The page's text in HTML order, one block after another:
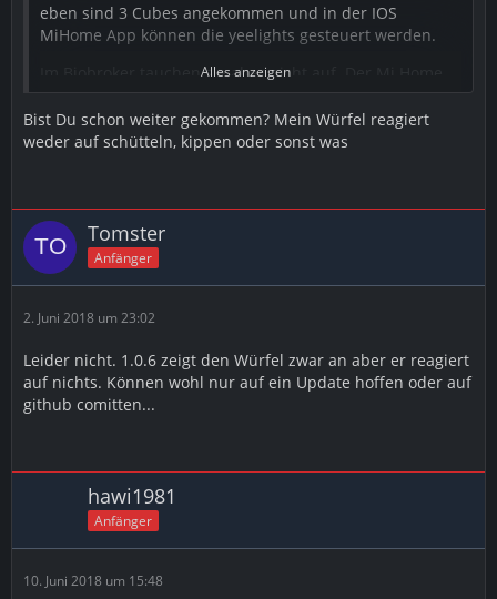
eben sind 3 Cubes angekommen und in der IOS
MiHome App können die yeelights gesteuert werden.
Im Biobroker tauchen sie aber nicht auf. Der Mi Home
Adapter läuft. Hub, Türsensoren und Schalter sind und
waren da aber die Cubes tauchen nicht auf. im Log der
gleiche Fehler wie bei Lospiratos.
Mi Gateway Adapter ist die Version 1.0.5
Hoffe hier kann einer helfen.
Grüße
Tom
Tolles Forum, hab schon viel gelesen und jetzt musste
ich dann doch mal was fragen...
Edit on
ist bereits auf GitHub gemeldet und derzeit wohl nicht
zu beheben... stay tuned.
Edit 2 on
Alles anzeigen
Bist Du schon weiter gekommen? Mein Würfel reagiert
weder auf schütteln, kippen oder sonst was
Tomster
Anfänger
2. Juni 2018 um 23:02
Leider nicht. 1.0.6 zeigt den Würfel zwar an aber er reagiert
auf nichts. Können wohl nur auf ein Update hoffen oder auf
github comitten...
hawi1981
Anfänger
10. Juni 2018 um 15:48